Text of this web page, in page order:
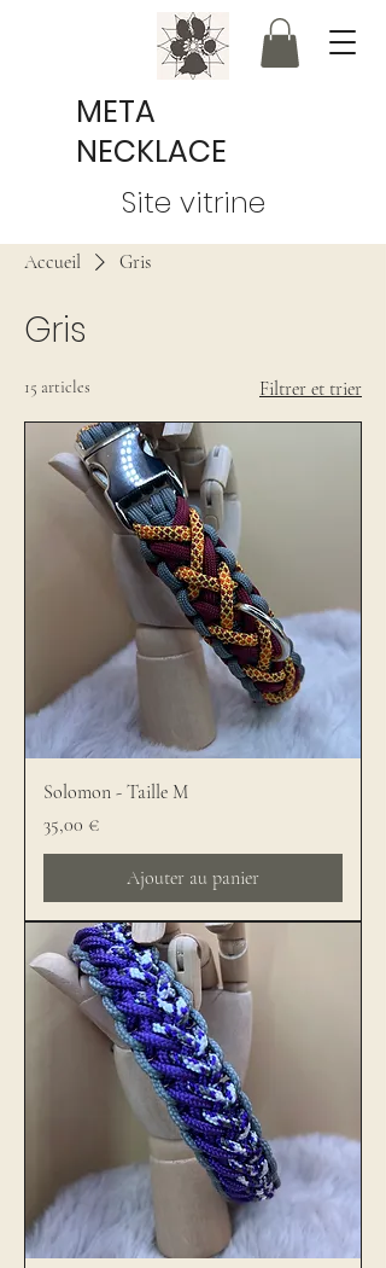
META
NECKLACE
Site vitrine
Accueil Gris
Gris
15 articles Filtrer et trier
Solomon - Taille M
Prix
35,00 €
Ajouter au panier